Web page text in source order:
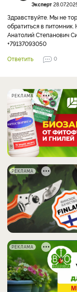
Эксперт
Здравствуйте. Мы не
обратиться в
Анатолий Степанович
+79137093050
Ответить
0
РЕКЛАМА
РЕКЛАМА
РЕКЛАМА